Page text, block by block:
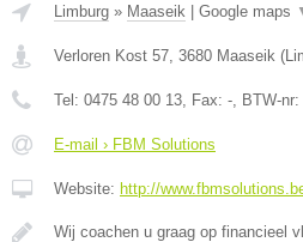
Limburg » Maaseik | Google maps
Verloren Kost 57 3680 Maaseik (
Tel: 0475 48 00 13 , Fax: - , BTW-nr:
E-mail › FBM Solutions
Website: http://
Wij coachen u graag op financieel